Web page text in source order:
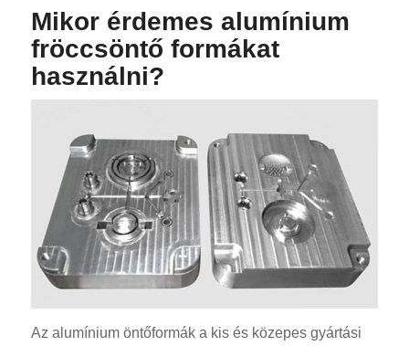
Mikor érdemes alumínium
fröccsöntő formákat
használni?
Az alumínium öntőformák a kis és közepes gyártási